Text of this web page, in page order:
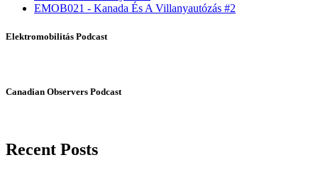
EMOB021 - Kanada És A Villanyautózás #2
Elektromobilitás Podcast
Canadian Observers Podcast
Recent Posts